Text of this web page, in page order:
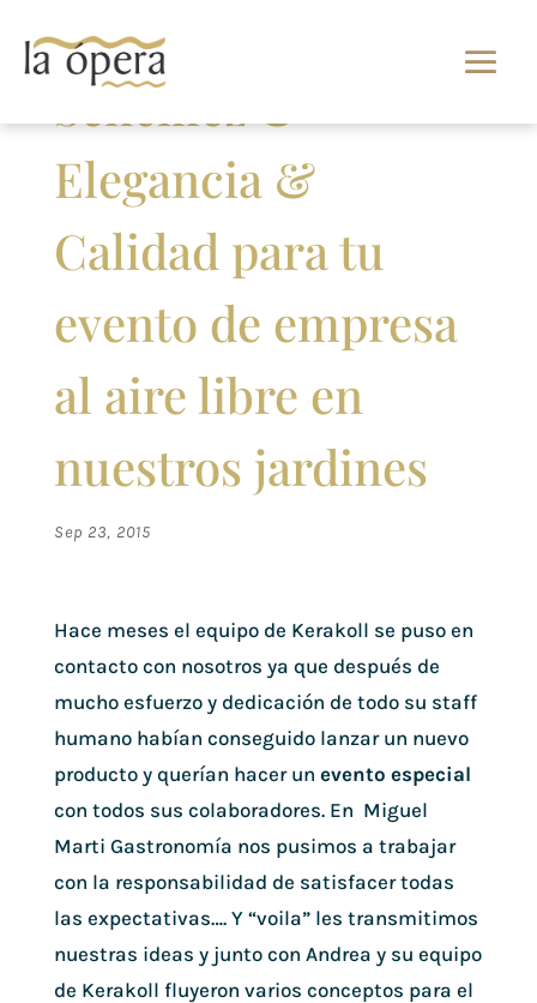
Sencillez &
Elegancia &
Calidad para tu
evento de empresa
al aire libre en
nuestros jardines
Sep 23, 2015
Hace meses el equipo de Kerakoll se puso en
contacto con nosotros ya que después de
mucho esfuerzo y dedicación de todo su staff
humano habían conseguido lanzar un nuevo
producto y querían hacer un evento especial
con todos sus colaboradores. En Miguel
Marti Gastronomía nos pusimos a trabajar
con la responsabilidad de satisfacer todas
las expectativas…. Y “voila” les transmitimos
nuestras ideas y junto con Andrea y su equipo
de Kerakoll fluyeron varios conceptos para el